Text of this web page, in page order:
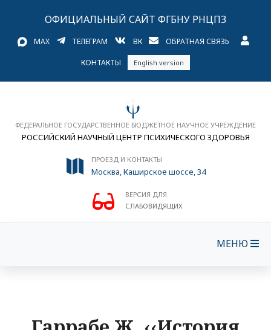
ОФИЦИАЛЬНЫЙ САЙТ ФГБНУ РНЦПЗ
MAX ТЕЛЕГРАМ ВК ОБРАТНАЯ СВЯЗЬ
КОНТАКТЫ English version
ФЕДЕРАЛЬНОЕ ГОСУДАРСТВЕННОЕ БЮДЖЕТНОЕ НАУЧНОЕ УЧРЕЖДЕНИЕ
РОССИЙСКИЙ НАУЧНЫЙ ЦЕНТР ПСИХИЧЕСКОГО ЗДОРОВЬЯ
ПРОЕЗД И КОНТАКТЫ
Москва, Каширское шоссе, 34
ВЕРСИЯ ДЛЯ
СЛАБОВИДЯЩИХ
МЕНЮ